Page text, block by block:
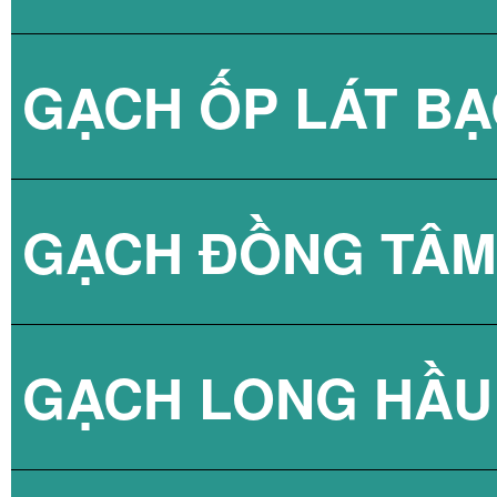
GẠCH HOÀN
GẠCH TAICERA
GẠCH TAICERA
GẠCH TAICERA
GẠCH ỐP LÁT
GẠCH ỐP
GẠCH LÁT NỀN
GẠCH ĐỒNG TÂM
GẠCH TRANG
GẠCH LONG HẦU